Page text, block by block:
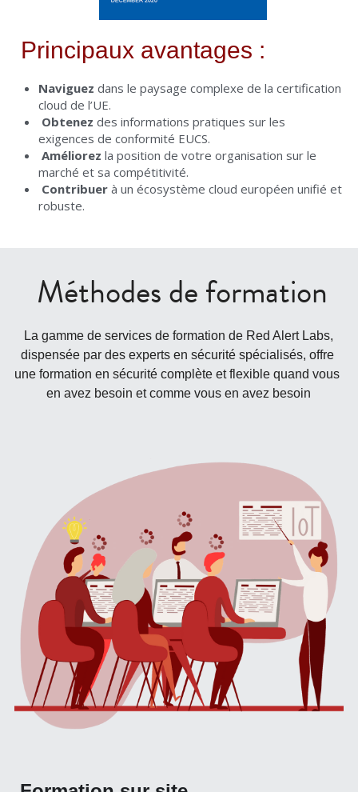
Principaux avantages :
Naviguez dans le paysage complexe de la certification
cloud de l’UE.
Obtenez des informations pratiques sur les
exigences de conformité EUCS.
Améliorez la position de votre organisation sur le
marché et sa compétitivité.
Contribuer à un écosystème cloud européen unifié et
robuste.
Méthodes de formation
La gamme de services de formation de Red Alert Labs,
dispensée par des experts en sécurité spécialisés, offre
une formation en sécurité complète et flexible quand vous
en avez besoin et comme vous en avez besoin